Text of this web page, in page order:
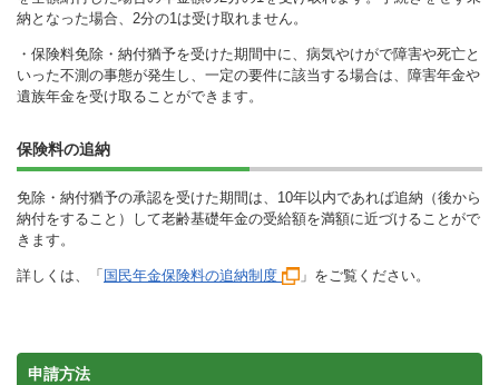
納となった場合、2分の1は受け取れません。
・保険料免除・納付猶予を受けた期間中に、病気やけがで障害や死亡と
いった不測の事態が発生し、一定の要件に該当する場合は、障害年金や
遺族年金を受け取ることができます。
保険料の追納
免除・納付猶予の承認を受けた期間は、10年以内であれば追納（後から
納付をすること）して老齢基礎年金の受給額を満額に近づけることがで
きます。
詳しくは、「 国民年金保険料の追納制度 」をご覧ください。
申請方法